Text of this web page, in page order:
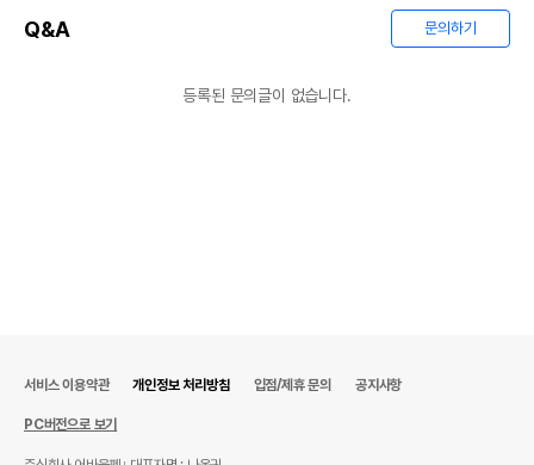
Q&A 문의하기
등록된 문의글이 없습니다.
서비스 이용약관 개인정보 처리방침 입점/제휴 문의 공지사항
PC버전으로 보기